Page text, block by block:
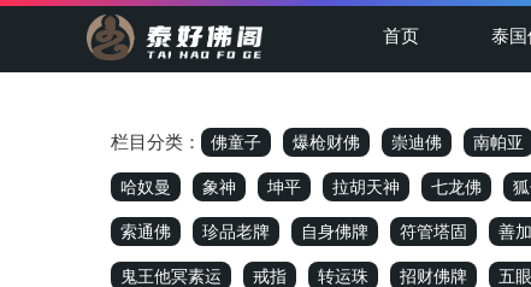
首页 泰
栏目分类： 佛童子 爆枪财佛 崇迪佛 南帕亚
哈奴曼 象神 坤平 拉胡天神 七龙佛
索通佛 珍品老牌 自身佛牌 符管塔固 善
鬼王他冥素运 戒指 转运珠 招财佛牌 五